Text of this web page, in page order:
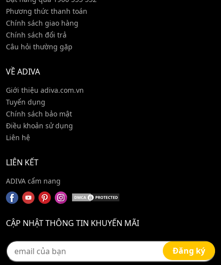
Phương thức thanh toán
Chính sách giao hàng
Chính sách đổi trả
Câu hỏi thường gặp
VỀ ADIVA
Giới thiệu adiva.com.vn
Tuyển dụng
Chính sách bảo mật
Điều khoản sử dụng
Liên hệ
LIÊN KẾT
ADIVA cẩm nang
CẬP NHẬT THÔNG TIN KHUYẾN MÃI